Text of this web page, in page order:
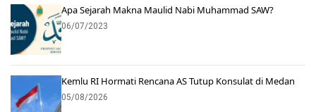
Apa Sejarah Makna Maulid Nabi Muhammad SAW?
06/07/2023
Kemlu RI Hormati Rencana AS Tutup Konsulat di Medan
05/08/2026